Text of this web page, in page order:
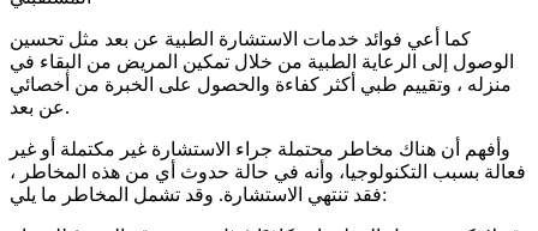
كما أعي فوائد خدمات الاستشارة الطبية عن بعد مثل تحسين
الوصول إلى الرعاية الطبية من خلال تمكين المريض من البقاء في
منزله ، وتقييم طبي أكثر كفاءة والحصول على الخبرة من أخصائي
عن بعد.
وأفهم أن هناك مخاطر محتملة جراء الاستشارة غير مكتملة أو غير
فعالة بسبب التكنولوجيا، وأنه في حالة حدوث أي من هذه المخاطر ،
فقد تنتهي الاستشارة. وقد تشمل المخاطر ما يلي: